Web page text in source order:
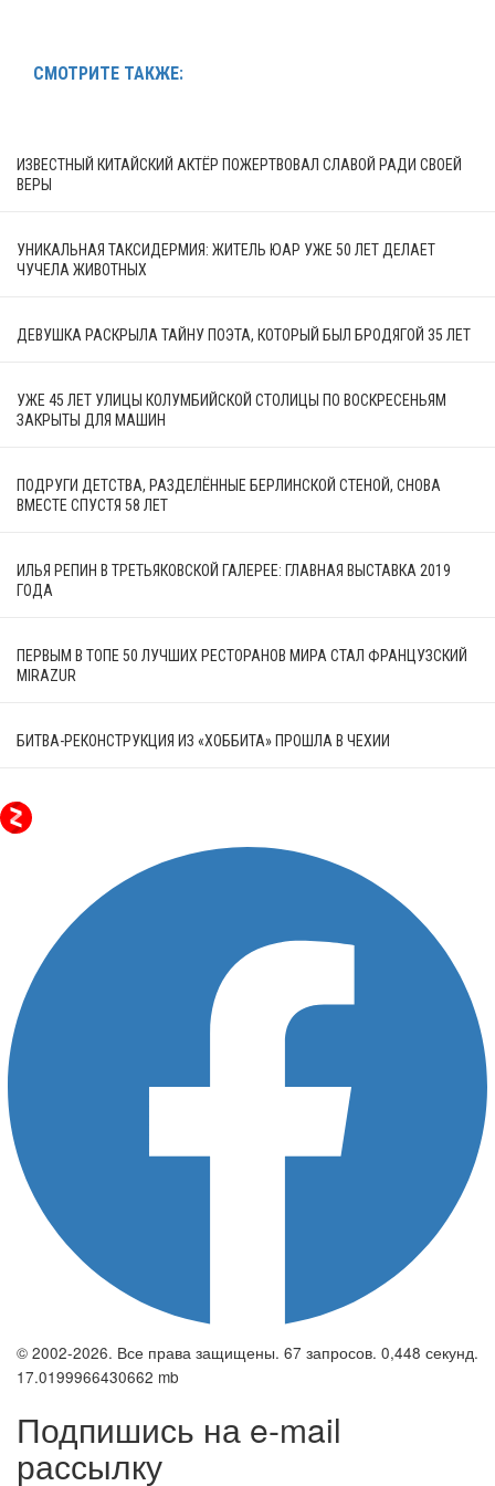
СМОТРИТЕ ТАКЖЕ:
ИЗВЕСТНЫЙ КИТАЙСКИЙ АКТЁР ПОЖЕРТВОВАЛ СЛАВОЙ РАДИ СВОЕЙ
ВЕРЫ
УНИКАЛЬНАЯ ТАКСИДЕРМИЯ: ЖИТЕЛЬ ЮАР УЖЕ 50 ЛЕТ ДЕЛАЕТ
ЧУЧЕЛА ЖИВОТНЫХ
ДЕВУШКА РАСКРЫЛА ТАЙНУ ПОЭТА, КОТОРЫЙ БЫЛ БРОДЯГОЙ 35 ЛЕТ
УЖЕ 45 ЛЕТ УЛИЦЫ КОЛУМБИЙСКОЙ СТОЛИЦЫ ПО ВОСКРЕСЕНЬЯМ
ЗАКРЫТЫ ДЛЯ МАШИН
ПОДРУГИ ДЕТСТВА, РАЗДЕЛЁННЫЕ БЕРЛИНСКОЙ СТЕНОЙ, СНОВА
ВМЕСТЕ СПУСТЯ 58 ЛЕТ
ИЛЬЯ РЕПИН В ТРЕТЬЯКОВСКОЙ ГАЛЕРЕЕ: ГЛАВНАЯ ВЫСТАВКА 2019
ГОДА
ПЕРВЫМ В ТОПЕ 50 ЛУЧШИХ РЕСТОРАНОВ МИРА СТАЛ ФРАНЦУЗСКИЙ
MIRAZUR
БИТВА-РЕКОНСТРУКЦИЯ ИЗ «ХОББИТА» ПРОШЛА В ЧЕХИИ
© 2002-2026. Все права защищены. 67 запросов. 0,448 секунд.
17.0199966430662 mb
Подпишись на e-mail
рассылку